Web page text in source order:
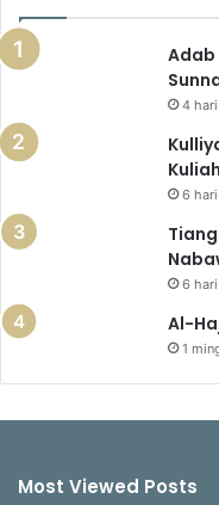
Adab
4
6
6
Al-
1
Most Viewed Posts